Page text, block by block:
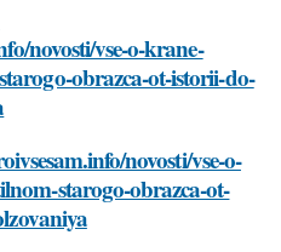
novosti/vse-o-krane-
obrazca-ot-istorii-do-
novosti/vse-o-
starogo-obrazca-ot-